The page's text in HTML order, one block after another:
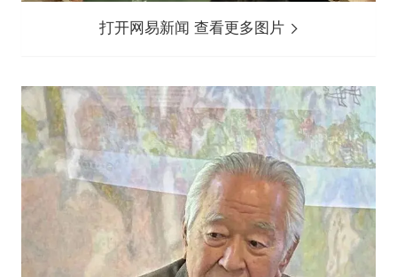
打开网易新闻 查看更多图片